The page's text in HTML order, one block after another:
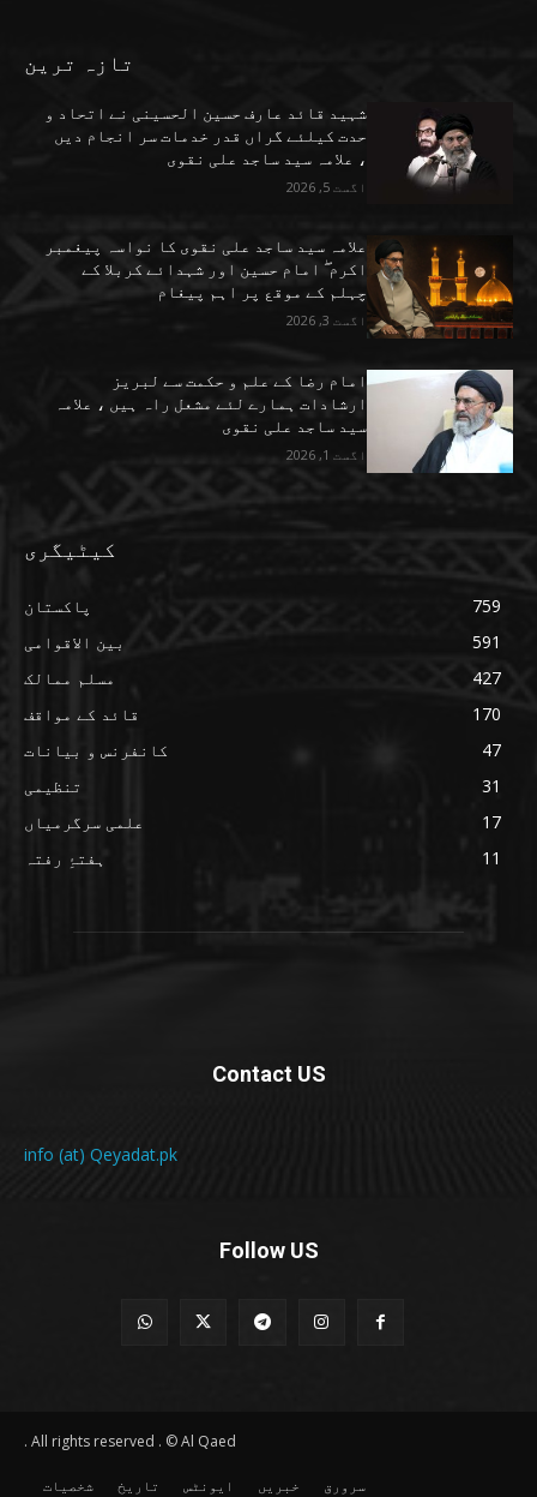
تازہ ترین
شہید قائد عارف حسین الحسینی نے اتحاد و
حدت کیلئے گراں قدر خدمات سر انجام دیں
، علامہ سید ساجد علی نقوی
اگست 5, 2026
علامہ سید ساجد علی نقوی کا نواسہ پیغمبر
اکرم ۖ امام حسین اور شہدائے کربلا کے
چہلم کے موقع پر اہم پیغام
اگست 3, 2026
امام رضا کے علم و حکمت سے لبریز
ارشادات ہمارے لئے مشعل راہ ہیں ، علامہ
سید ساجد علی نقوی
اگست 1, 2026
کیٹیگری
پاکستان
759
بین الاقوامی
591
مسلم ممالک
427
قائد کے مواقف
170
کانفرنس و بیانات
47
تنظیمی
31
علمی سرگرمیاں
17
ہفتۂِ رفتہ
11
Contact US
info (at) Qeyadat.pk
Follow US
All rights reserved . © Al Qaed .
سرورق خبریں ایونٹس تاریخ شخصیات